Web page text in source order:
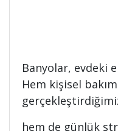
Banyolar, evdeki
Hem kişisel
hem de günlük